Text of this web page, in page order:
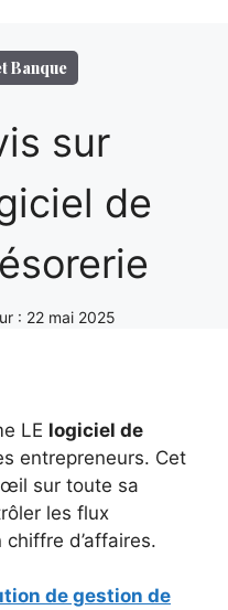
Banque
sur
de
: 22 mai 2025
LE logiciel de
entrepreneurs. Cet
sur toute sa
les flux
d’affaires.
de gestion de